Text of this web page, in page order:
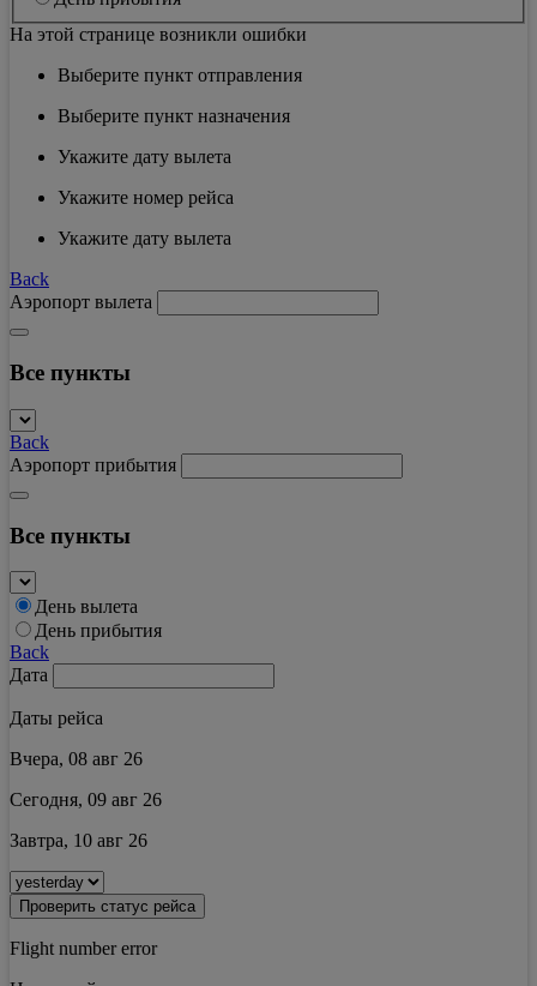
На этой странице возникли ошибки
Выберите пункт отправления
Выберите пункт назначения
Укажите дату вылета
Укажите номер рейса
Укажите дату вылета
Back
Аэропорт вылета
Все пункты
Back
Аэропорт прибытия
Все пункты
День вылета
День прибытия
Back
Дата
Даты рейса
Вчера, 08 авг 26
Сегодня, 09 авг 26
Завтра, 10 авг 26
Проверить статус рейса
Flight number error